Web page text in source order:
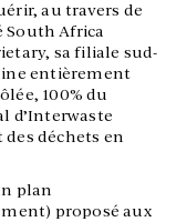
au travers de
South Africa
sa filiale sud-
entièrement
100% du
d’Interwaste
déchets en
plan
proposé aux